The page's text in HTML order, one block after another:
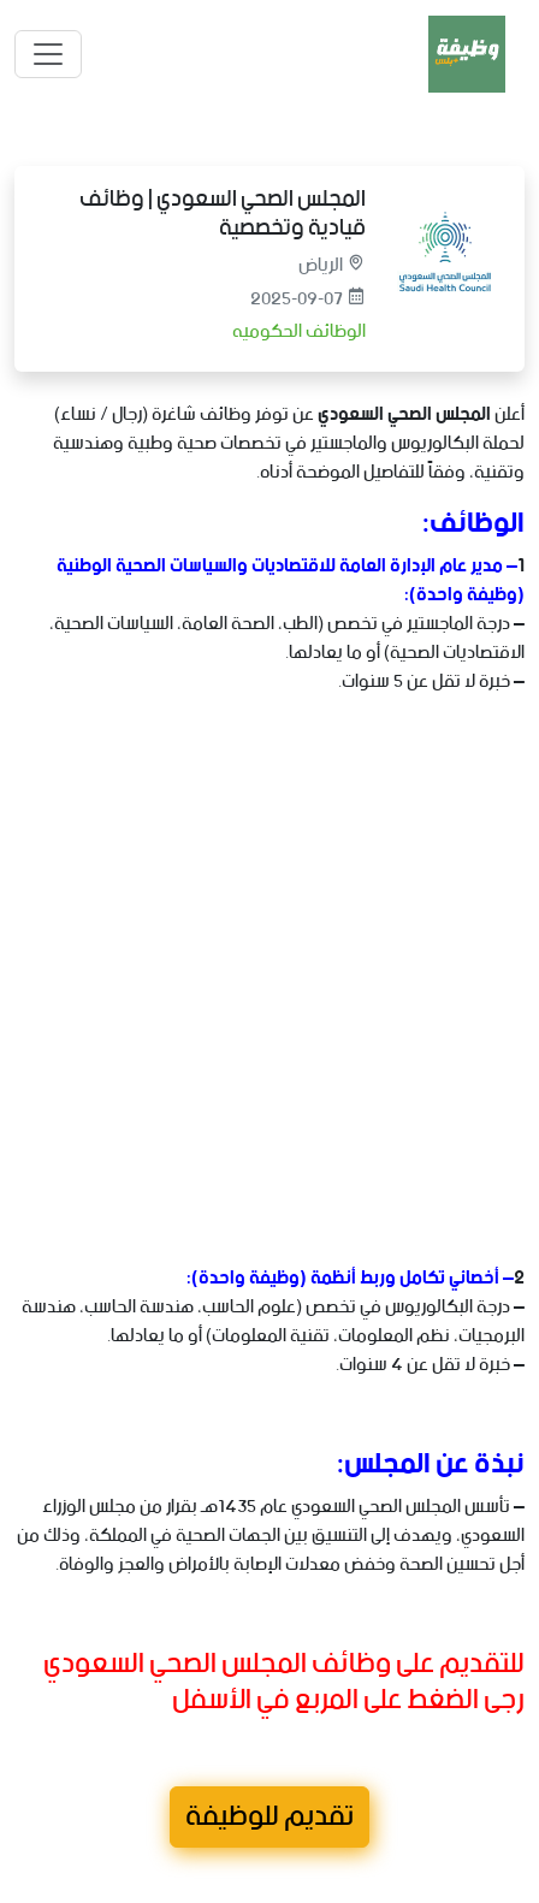
المجلس الصحي السعودي | وظائف
قيادية وتخصصية
الرياض
2025-09-07
الوظائف الحكوميه
أعلنالمجلس الصحي السعوديعن توفر وظائف شاغرة (رجال / نساء)
لحملة البكالوريوس والماجستير في تخصصات صحية وطبية وهندسية
وتقنية، وفقاً للتفاصيل الموضحة أدناه.
الوظائف:
1– مدير عام الإدارة العامة للاقتصاديات والسياسات الصحية الوطنية
(وظيفة واحدة):
– درجة الماجستير في تخصص (الطب، الصحة العامة، السياسات الصحية،
الاقتصاديات الصحية) أو ما يعادلها.
– خبرة لا تقل عن 5 سنوات.
2– أخصائي تكامل وربط أنظمة (وظيفة واحدة):
– درجة البكالوريوس في تخصص (علوم الحاسب، هندسة الحاسب، هندسة
البرمجيات، نظم المعلومات، تقنية المعلومات) أو ما يعادلها.
– خبرة لا تقل عن 4 سنوات.
نبذة عن المجلس:
– تأسس المجلس الصحي السعودي عام 1435هـ بقرار من مجلس الوزراء
السعودي، ويهدف إلى التنسيق بين الجهات الصحية في المملكة، وذلك من
أجل تحسين الصحة وخفض معدلات الإصابة بالأمراض والعجز والوفاة.
للتقديم على وظائف المجلس الصحي السعودي
رجى الضغط على المربع في الأسفل
تقديم للوظيفة